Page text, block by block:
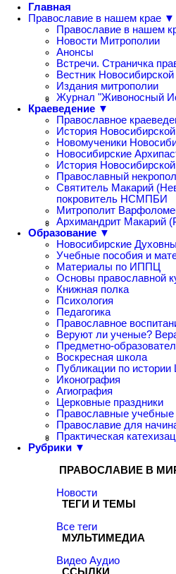
Главная
Православие в нашем крае ▼
Православие в нашем
Новости Митрополии
Анонсы
Встречи. Страничка
Вестник
Издания митрополии
Журнал "Живоносный
Краеведение ▼
Православное
История
Новомученики
Новосибирские
История
Православный
Святитель Макарий
покровитель НСМПБИ
Митрополит
Архимандрит Макарий
Образование ▼
Новосибирские
Учебные пособия и
Материалы по ИППЦ
Основы православной
Книжная полка
Психология
Педагогика
Православное
Веруют ли ученые?
Предметно-
Воскресная школа
Публикации по истории
Иконография
Агиография
Церковные праздники
Православные учебные
Православие для
Практическая
Рубрики ▼
ПРАВОСЛАВИЕ В
Новости
ТЕГИ И ТЕМЫ
Все теги
МУЛЬТИМЕДИА
Видео Аудио